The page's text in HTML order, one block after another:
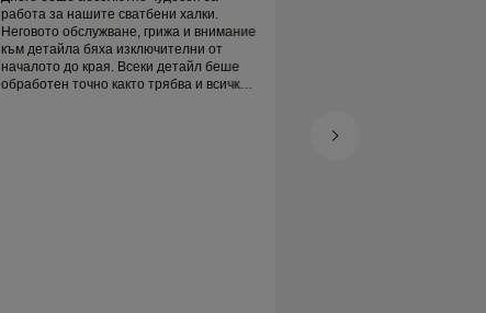
работа за нашите сватбени халки.
Неговото обслужване, грижа и внимание
към детайла бяха изключителни от
началото до края. Всеки детайл беше
обработен точно както трябва и всичко